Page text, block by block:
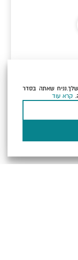
הפרטיות ולמדיניות
שאתה בסדר
קרא עוד